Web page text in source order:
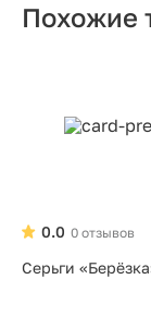
Похожие
0 отзывов
0.0
Серьги